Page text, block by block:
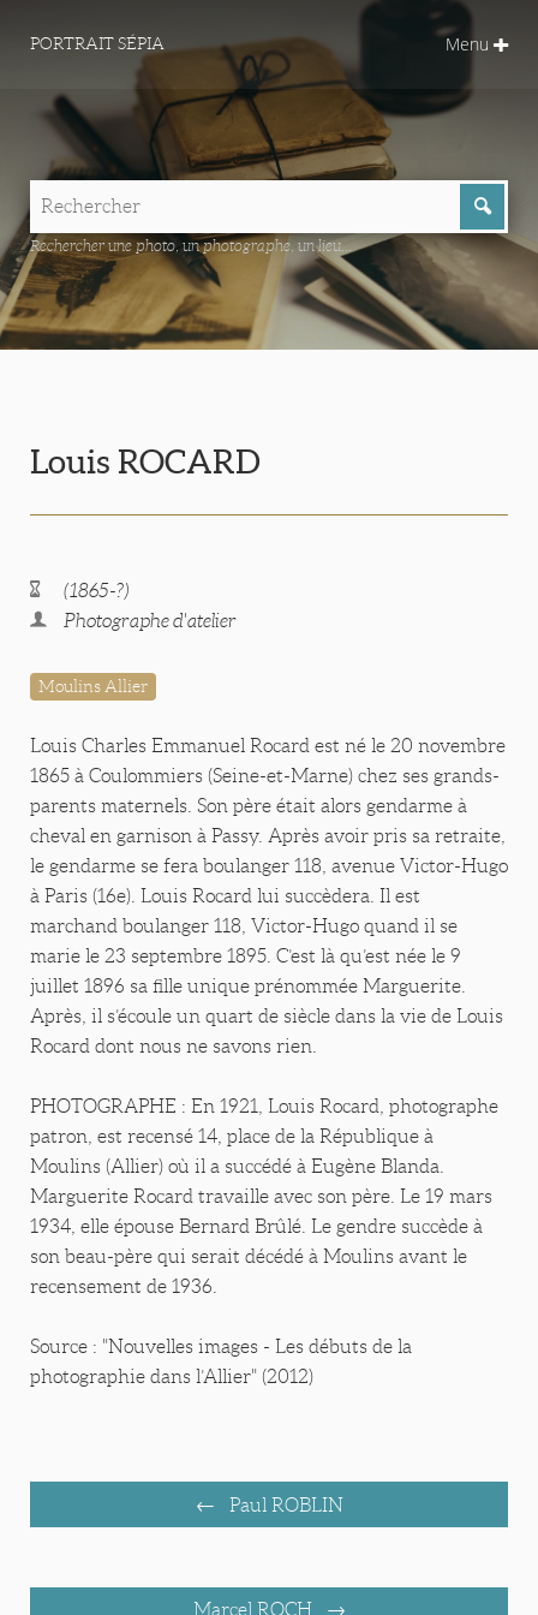
PORTRAIT SÉPIA Menu
Rechercher une photo, un photographe, un lieu...
Louis ROCARD
(1865-?)
Photographe d'atelier
Moulins Allier
Louis Charles Emmanuel Rocard est né le 20 novembre
1865 à Coulommiers (Seine-et-Marne) chez ses grands-
parents maternels. Son père était alors gendarme à
cheval en garnison à Passy. Après avoir pris sa retraite,
le gendarme se fera boulanger 118, avenue Victor-Hugo
à Paris (16e). Louis Rocard lui succèdera. Il est
marchand boulanger 118, Victor-Hugo quand il se
marie le 23 septembre 1895. C’est là qu’est née le 9
juillet 1896 sa fille unique prénommée Marguerite.
Après, il s’écoule un quart de siècle dans la vie de Louis
Rocard dont nous ne savons rien.
PHOTOGRAPHE : En 1921, Louis Rocard, photographe
patron, est recensé 14, place de la République à
Moulins (Allier) où il a succédé à Eugène Blanda.
Marguerite Rocard travaille avec son père. Le 19 mars
1934, elle épouse Bernard Brûlé. Le gendre succède à
son beau-père qui serait décédé à Moulins avant le
recensement de 1936.
Source : "Nouvelles images - Les débuts de la
photographie dans l’Allier" (2012)
Paul ROBLIN
Marcel ROCH